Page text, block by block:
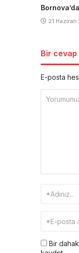
21 Haziran
Bir cevap
E-posta
Bir